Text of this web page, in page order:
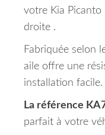
votre Kia
droite .
Fabriquée selon
aile offre une
installation facile.
La référence
parfait à votre